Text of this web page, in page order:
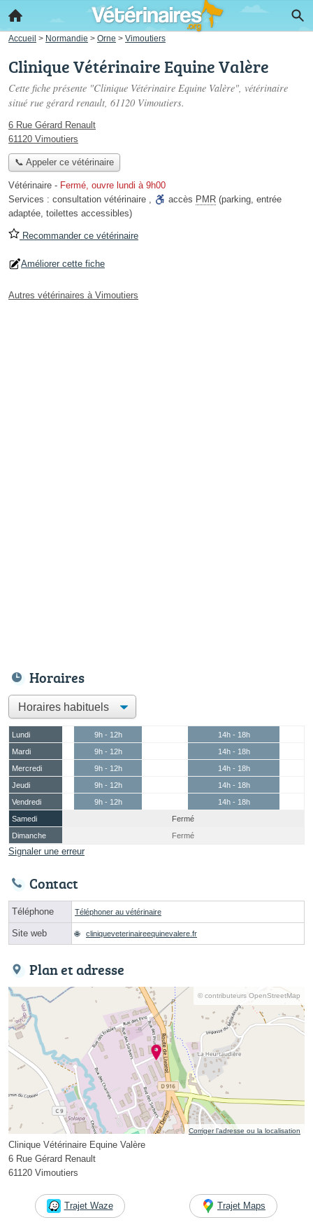
Accueil > Normandie > Orne > Vimoutiers
Clinique Vétérinaire Equine Valère
Cette fiche présente "Clinique Vétérinaire Equine Valère", vétérinaire
situé rue gérard renault, 61120 Vimoutiers.
6 Rue Gérard Renault
61120 Vimoutiers
📞 Appeler ce vétérinaire
Vétérinaire - Fermé, ouvre lundi à 9h00
Services : consultation vétérinaire , accès PMR (parking, entrée
adaptée, toilettes accessibles)
Recommander ce vétérinaire
Améliorer cette fiche
Autres vétérinaires à Vimoutiers
Horaires
Lundi 9h - 12h
14h - 18h
Mardi
9h - 12h
14h - 18h
Mercredi
9h - 12h
14h - 18h
Jeudi
9h - 12h
14h - 18h
Vendredi
9h - 12h
14h - 18h
Samedi
Fermé
Dimanche
Fermé
Signaler une erreur
Contact
Téléphone Téléphoner au vétérinaire
Site web cliniqueveterinaireequinevalere.fr
Plan et adresse
© contributeurs OpenStreetMap
Corriger l’adresse ou la localisation
Clinique Vétérinaire Equine Valère
6 Rue Gérard Renault
61120 Vimoutiers
Trajet Waze Trajet Maps